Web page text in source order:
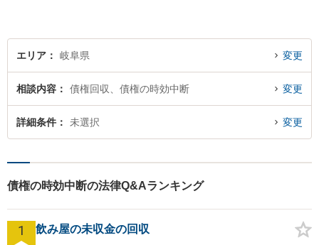
エリア 岐阜県 変更
相談内容 債権回収、債権の時効中断 変更
詳細条件 未選択 変更
債権の時効中断の法律Q&Aランキング
1 飲み屋の未収金の回収